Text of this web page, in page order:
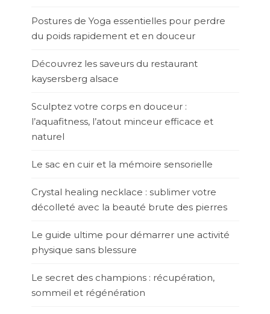
Postures de Yoga essentielles pour perdre
du poids rapidement et en douceur
Découvrez les saveurs du restaurant
kaysersberg alsace
Sculptez votre corps en douceur :
l’aquafitness, l’atout minceur efficace et
naturel
Le sac en cuir et la mémoire sensorielle
Crystal healing necklace : sublimer votre
décolleté avec la beauté brute des pierres
Le guide ultime pour démarrer une activité
physique sans blessure
Le secret des champions : récupération,
sommeil et régénération